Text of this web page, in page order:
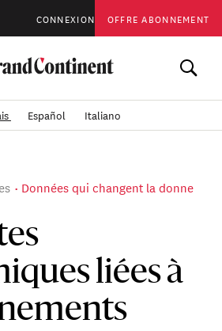
CONNEXION OFFRE ABONNEMENT
Español Italiano
Données qui changent la donne
liées à